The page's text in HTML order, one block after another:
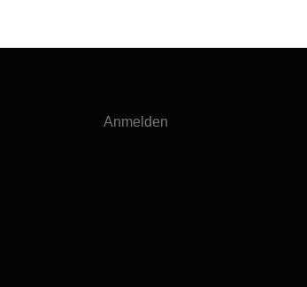
Anmelden